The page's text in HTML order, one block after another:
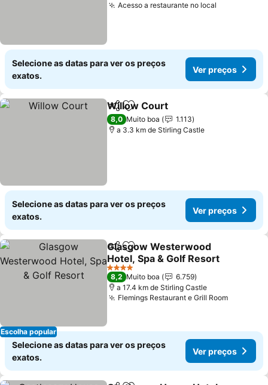
Acesso a restaurante no local
Selecione as datas para ver os preços
exatos.
Ver preços
PartilharAdicionar aos favoritos
Willow Court
8,0 Muito boa
1.113
a 3.3 km de Stirling Castle
Selecione as datas para ver os preços
exatos.
Ver preços
Escolha popular
PartilharAdicionar aos favoritos
Glasgow Westerwood
Hotel, Spa & Golf Resort
Ver preços
4 Estrelas
8,2 Muito boa
6.759
a 17.4 km de Stirling Castle
Flemings Restaurant e Grill RoomVer
Selecione as datas para ver os preços
exatos.
Ver preços